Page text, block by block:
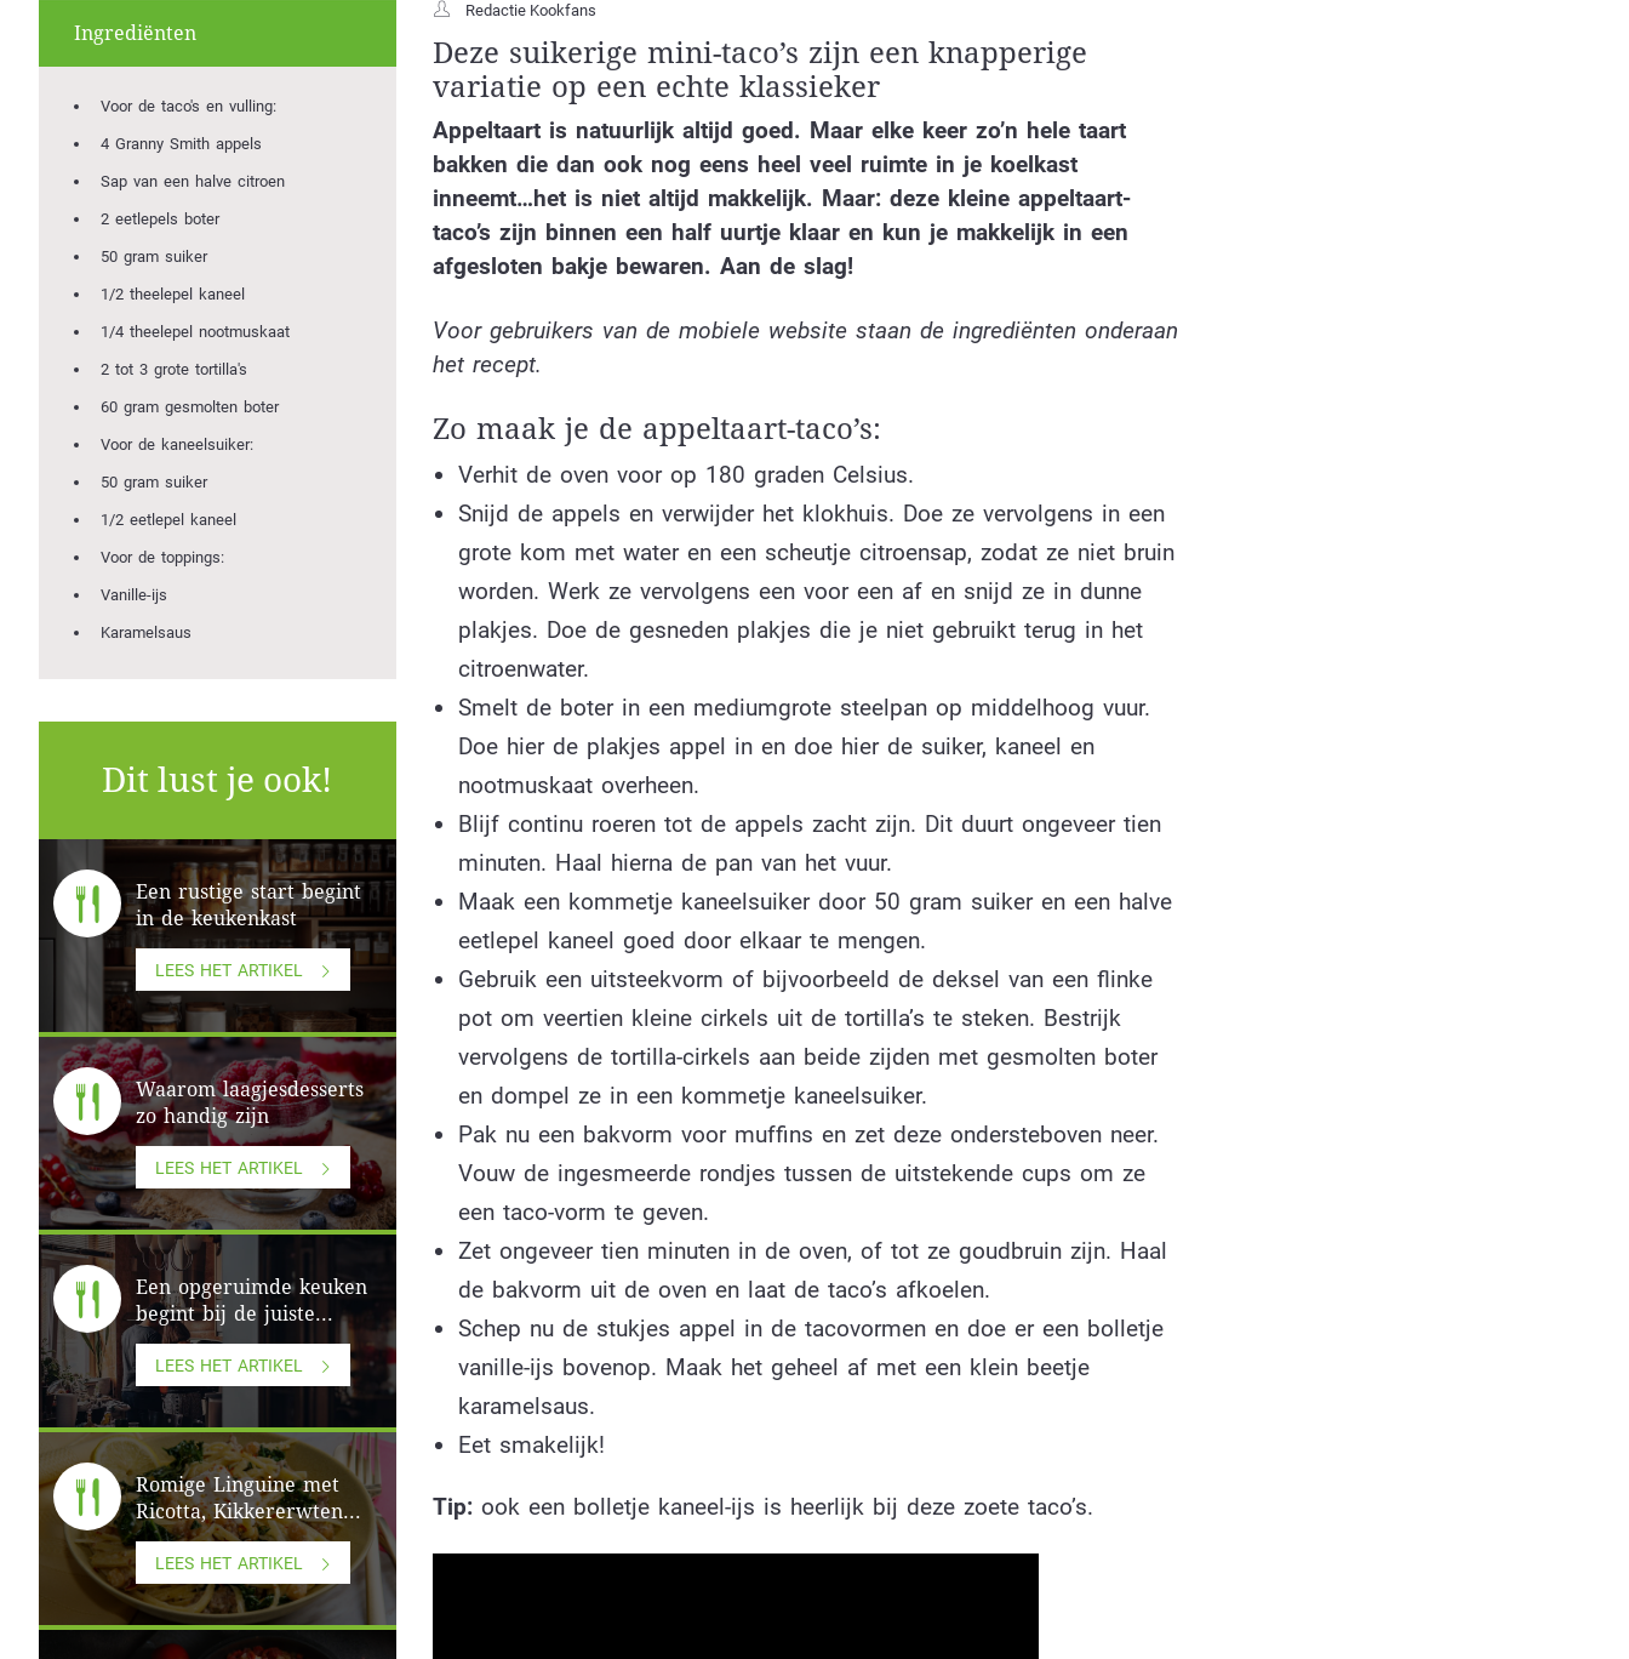
Ingrediënten
Voor de taco's en vulling:
4 Granny Smith appels
Sap van een halve citroen
2 eetlepels boter
50 gram suiker
1/2 theelepel kaneel
1/4 theelepel nootmuskaat
2 tot 3 grote tortilla's
60 gram gesmolten boter
Voor de kaneelsuiker:
50 gram suiker
1/2 eetlepel kaneel
Voor de toppings:
Vanille-ijs
Karamelsaus
Dit lust je ook!
Een rustige start begint
in de keukenkast
LEES HET ARTIKEL
Waarom laagjesdesserts
zo handig zijn
LEES HET ARTIKEL
Een opgeruimde keuken
begint bij de juiste...
LEES HET ARTIKEL
Romige Linguine met
Ricotta, Kikkererwten...
LEES HET ARTIKEL
Redactie Kookfans
Deze suikerige mini-taco’s zijn een knapperige
variatie op een echte klassieker
Appeltaart is natuurlijk altijd goed. Maar elke keer zo’n hele taart
bakken die dan ook nog eens heel veel ruimte in je koelkast
inneemt…het is niet altijd makkelijk. Maar: deze kleine appeltaart-
taco’s zijn binnen een half uurtje klaar en kun je makkelijk in een
afgesloten bakje bewaren. Aan de slag!
Voor gebruikers van de mobiele website staan de ingrediënten onderaan
het recept.
Zo maak je de appeltaart-taco’s:
Verhit de oven voor op 180 graden Celsius.
Snijd de appels en verwijder het klokhuis. Doe ze vervolgens in een
grote kom met water en een scheutje citroensap, zodat ze niet bruin
worden. Werk ze vervolgens een voor een af en snijd ze in dunne
plakjes. Doe de gesneden plakjes die je niet gebruikt terug in het
citroenwater.
Smelt de boter in een mediumgrote steelpan op middelhoog vuur.
Doe hier de plakjes appel in en doe hier de suiker, kaneel en
nootmuskaat overheen.
Blijf continu roeren tot de appels zacht zijn. Dit duurt ongeveer tien
minuten. Haal hierna de pan van het vuur.
Maak een kommetje kaneelsuiker door 50 gram suiker en een halve
eetlepel kaneel goed door elkaar te mengen.
Gebruik een uitsteekvorm of bijvoorbeeld de deksel van een flinke
pot om veertien kleine cirkels uit de tortilla’s te steken. Bestrijk
vervolgens de tortilla-cirkels aan beide zijden met gesmolten boter
en dompel ze in een kommetje kaneelsuiker.
Pak nu een bakvorm voor muffins en zet deze ondersteboven neer.
Vouw de ingesmeerde rondjes tussen de uitstekende cups om ze
een taco-vorm te geven.
Zet ongeveer tien minuten in de oven, of tot ze goudbruin zijn. Haal
de bakvorm uit de oven en laat de taco’s afkoelen.
Schep nu de stukjes appel in de tacovormen en doe er een bolletje
vanille-ijs bovenop. Maak het geheel af met een klein beetje
karamelsaus.
Eet smakelijk!
Tip: ook een bolletje kaneel-ijs is heerlijk bij deze zoete taco’s.